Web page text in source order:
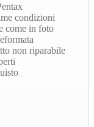
condizioni
come in foto
non riparabile